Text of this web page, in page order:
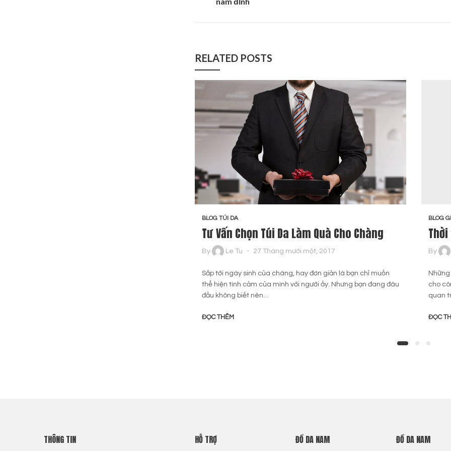
RELATED POSTS
BLOG TÚI DA
Tư Vấn Chọn Túi Da Làm Quà Cho Chàng
By Le Tu 27 Tháng mười một, 2017
Sắp tới ngày sinh của chàng, hay đơn giản là bạn chỉ muốn
thể hiện tình cảm của mình với người ấy. Nhưng bạn đang đâu
đầu không biết nên…
ĐỌC THÊM
BLOG
By
cho
quan
ĐỌC
THÔNG TIN HỖ TRỢ ĐỒ DA NAM ĐỒ DA NAM